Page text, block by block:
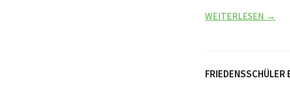
WEITERLESEN →
FRIEDENSSCHÜLER